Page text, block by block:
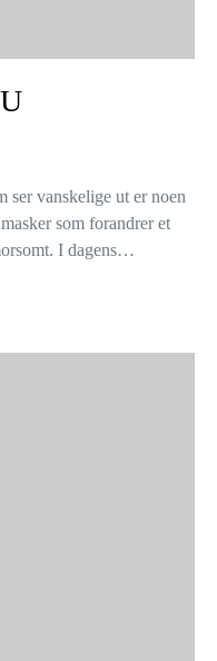
vanskelige ut er noen
som forandrer et
I dagens…